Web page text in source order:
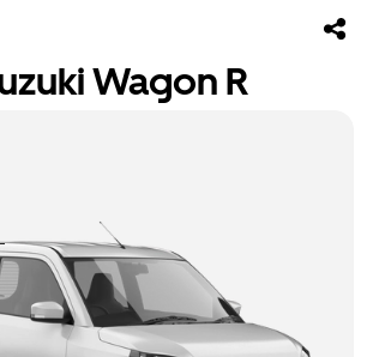
Wagon R